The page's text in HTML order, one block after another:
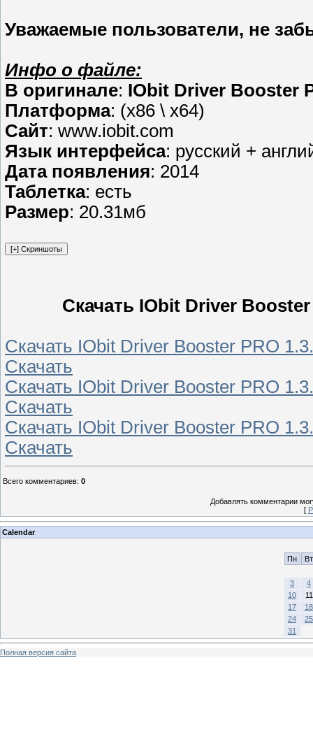
Уважаемые пользователи, не
Инфо о файле:
В оригинале: IObit Driver Booster
Платформа: (x86 \ x64)
Сайт: www.iobit.com
Язык интерфейса: русский +
Дата появления: 2014
Таблетка: есть
Размер: 20.31мб
Скачать IObit Driver Booster
Скачать IObit Driver Booster PRO
Скачать
Скачать IObit Driver Booster PRO
Скачать
Скачать IObit Driver Booster PRO
Скачать
Всего комментариев: 0
Добавлять комментарии
[
Calendar
Пн Вт
3
4
10
11
17
18
24
25
31
Полная версия сайта